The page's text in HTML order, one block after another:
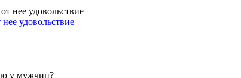
удовольствие